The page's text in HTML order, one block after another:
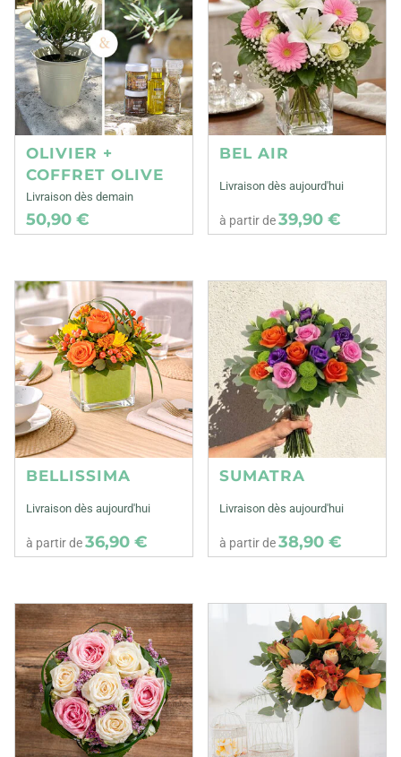
OLIVIER +
COFFRET OLIVE
Livraison dès demain
50,90 €
BEL AIR
Livraison dès aujourd'hui
à partir de39,90 €
BELLISSIMA
Livraison dès aujourd'hui
à partir de36,90 €
SUMATRA
Livraison dès aujourd'hui
à partir de38,90 €